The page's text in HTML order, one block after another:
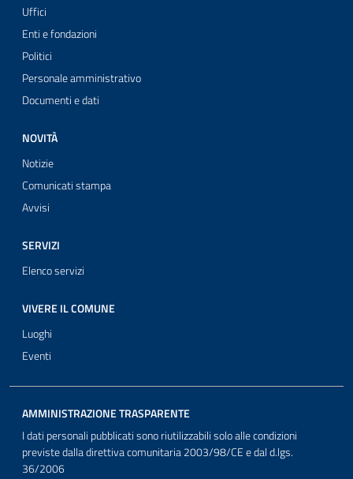
Uffici
Enti e fondazioni
Politici
Personale amministrativo
Documenti e dati
NOVITÀ
Notizie
Comunicati stampa
Avvisi
SERVIZI
Elenco servizi
VIVERE IL COMUNE
Luoghi
Eventi
AMMINISTRAZIONE TRASPARENTE
I dati personali pubblicati sono riutilizzabili solo alle condizioni
previste dalla direttiva comunitaria 2003/98/CE e dal d.lgs.
36/2006